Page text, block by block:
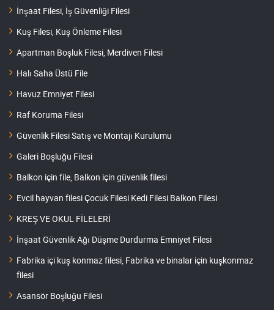
İnşaat Filesi, İş Güvenliği Filesi
Kuş Filesi, Kuş Önleme Filesi
Apartman Boşluk Filesi, Merdiven Filesi
Halı Saha Üstü File
Havuz Emniyet Filesi
Raf Koruma Filesi
Güvenlik Filesi Satış ve Montajı Kurulumu
Galeri Boşluğu Filesi
Balkon için file, Balkon için güvenlik filesi
Evcil hayvan filesi Çocuk Filesi Kedi Filesi Balkon Filesi
KREŞ VE OKUL FİLELERİ
İnşaat Güvenlik Ağı Düşme Durdurma Emniyet Filesi
Fabrika içi kuş konmaz filesi, Fabrika ve binalar için kuşkonmaz
filesi
Asansör Boşluğu Filesi